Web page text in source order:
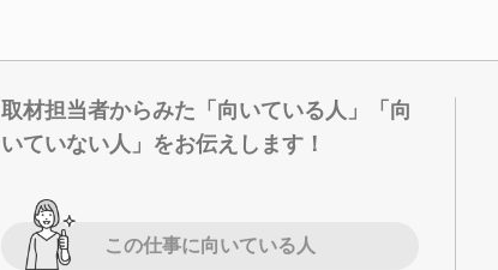
取材担当者からみた「向いている人」「向
いていない人」をお伝えします！
この仕事に向いている人